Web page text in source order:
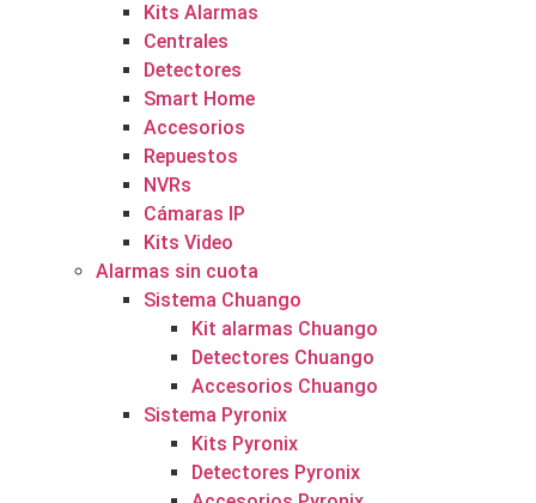
Kits Alarmas
Centrales
Detectores
Smart Home
Accesorios
Repuestos
NVRs
Cámaras IP
Kits Video
Alarmas sin cuota
Sistema Chuango
Kit alarmas Chuango
Detectores Chuango
Accesorios Chuango
Sistema Pyronix
Kits Pyronix
Detectores Pyronix